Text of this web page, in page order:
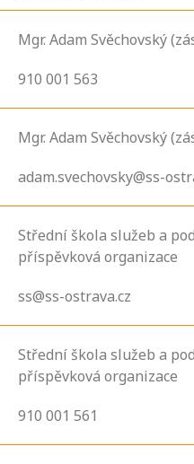
Mgr. Adam Svěchovský
910 001 563
Mgr. Adam Svěchovský
adam.svechovsky@ss-
Střední škola služeb a
příspěvková organizace
ss@ss-ostrava.cz
Střední škola služeb a
příspěvková organizace
910 001 561